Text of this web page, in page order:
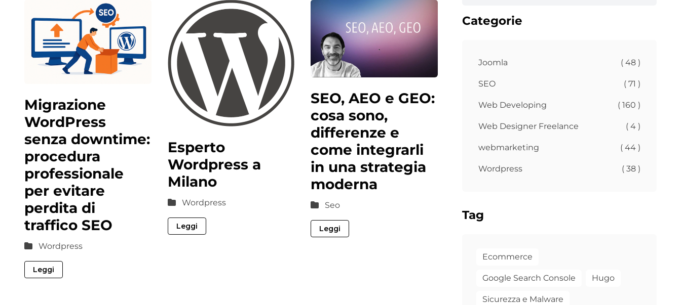
Migrazione
WordPress
senza downtime:
procedura
professionale
per evitare
perdita di
traffico SEO
Wordpress
Leggi
Esperto
Wordpress a
Milano
Wordpress
Leggi
SEO, AEO e GEO:
cosa sono,
differenze e
come integrarli
in una strategia
moderna
Seo
Leggi
Categorie
Joomla ( 48 )
SEO ( 71 )
Web Developing ( 160 )
Web Designer Freelance ( 4 )
webmarketing ( 44 )
Wordpress ( 38 )
Tag
Ecommerce
Google Search Console Hugo
Sicurezza e Malware